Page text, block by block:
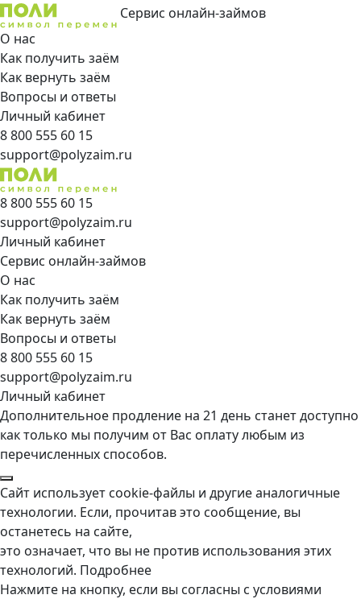
Сервис онлайн-займов
О нас
Как получить заём
Как вернуть заём
Вопросы и ответы
Личный кабинет
8 800 555 60 15
support@polyzaim.ru
8 800 555 60 15
support@polyzaim.ru
Личный кабинет
Сервис онлайн-займов
О нас
Как получить заём
Как вернуть заём
Вопросы и ответы
8 800 555 60 15
support@polyzaim.ru
Личный кабинет
Дополнительное продление на 21 день станет доступно
как только мы получим от Вас оплату любым из
перечисленных способов.
Сайт использует cookie-файлы и другие аналогичные
технологии. Если, прочитав это сообщение, вы
останетесь на сайте,
это означает, что вы не против использования этих
технологий. Подробнее
Нажмите на кнопку, если вы согласны с условиями